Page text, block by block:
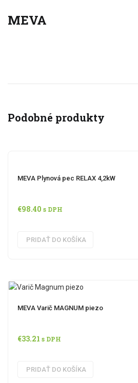
MEVA
Podobné produkty
MEVA Plynová pec RELAX 4,2kW
€98.40 s DPH
PRIDAŤ DO KOŠÍKA
MEVA Varič MAGNUM piezo
€33.21 s DPH
PRIDAŤ DO KOŠÍKA